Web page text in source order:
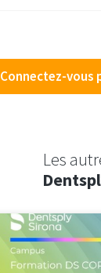
Connectez-vous
Les